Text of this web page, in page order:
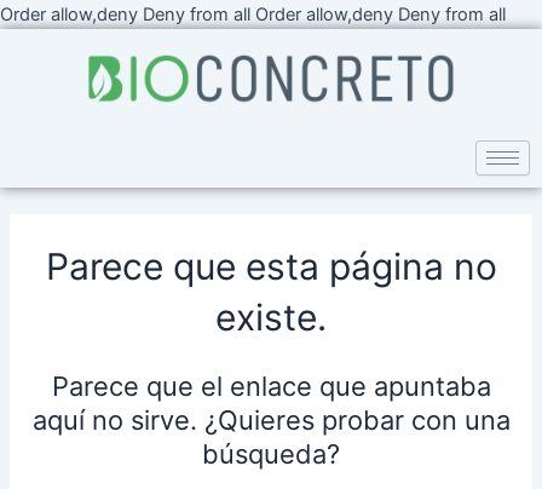
Order allow,deny Deny from all Order allow,deny Deny from allIr
Parece que esta página no
existe.
Parece que el enlace que apuntaba
aquí no sirve. ¿Quieres probar con una
búsqueda?